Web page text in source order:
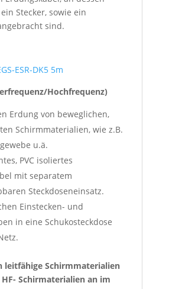
Stecker, sowie ein
sind.
ESR-DK5 5m
Hochfrequenz)
Erdung von beweglichen,
Schirmmaterialien, wie z.B.
u.ä.
PVC isoliertes
mit separatem
Steckdoseneinsatz.
Einstecken- und
in eine Schukosteckdose
leitfähige Schirmmaterialien
Schirmaterialien an im